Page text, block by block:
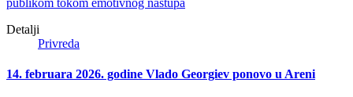
Detalji
Privreda
14. februara 2026. godine Vlado Georgiev ponovo u Areni